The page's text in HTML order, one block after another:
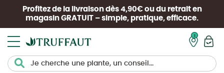
Profitez de la livraison dès 4,90€ ou du retrait en
magasin GRATUIT – simple, pratique, efficace.